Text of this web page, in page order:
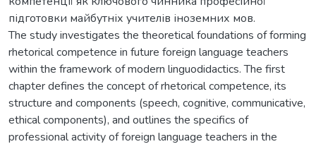
підготовки майбутніх учителів іноземних мов.
The study investigates the theoretical foundations of forming
rhetorical competence in future foreign language teachers
within the framework of modern linguodidactics. The first
chapter defines the concept of rhetorical competence, its
structure and components (speech, cognitive, communicative,
ethical components), and outlines the specifics of
professional activity of foreign language teachers in the